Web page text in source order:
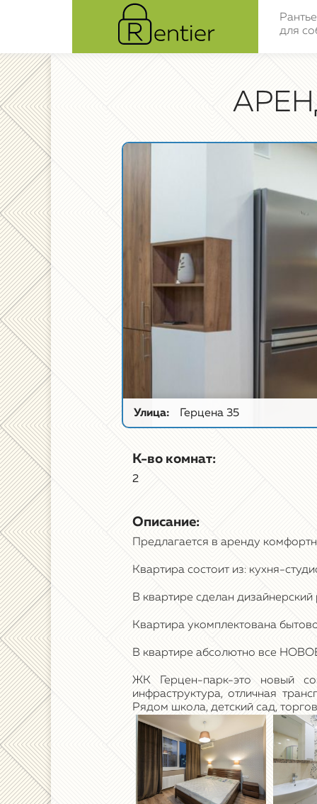
для
Улица: Герцена 35
К-во комнат:
2
Описание:
Предлагается в аренду
Квартира состоит из: кухня-
В квартире сделан
Квартира укомплектована
В квартире абсолютно все
ЖК Герцен-парк-это новый
инфраструктура, отличная
Рядом школа, детский сад,